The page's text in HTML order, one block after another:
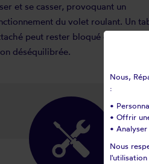
et se casser, provoquant un
du volet roulant. Un
peut rester bloqué ou
déséquilibrée.
Nous,
:
•
• Offrir
•
Nous